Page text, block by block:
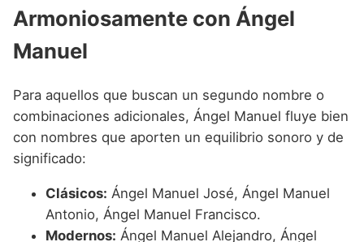
Armoniosamente con Ángel
Manuel
Para aquellos que buscan un segundo nombre o
combinaciones adicionales, Ángel Manuel fluye bien
con nombres que aporten un equilibrio sonoro y de
significado:
Clásicos: Ángel Manuel José, Ángel Manuel
Antonio, Ángel Manuel Francisco.
Modernos: Ángel Manuel Alejandro, Ángel